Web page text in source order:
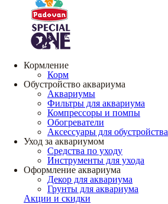
Кормление
Корм
Обустройство аквариума
Аквариумы
Фильтры для аквариума
Компрессоры и помпы
Обогреватели
Аксессуары для обустройства
Уход за аквариумом
Средства по уходу
Инструменты для ухода
Оформление аквариума
Декор для аквариума
Грунты для аквариума
Акции и скидки